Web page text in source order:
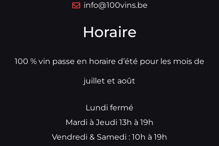
info@100vins.be
Horaire
100 % vin passe en horaire d’été pour les mois de
juillet et août
Lundi fermé
Mardi à Jeudi 13h à 19h
Vendredi & Samedi : 10h à 19h